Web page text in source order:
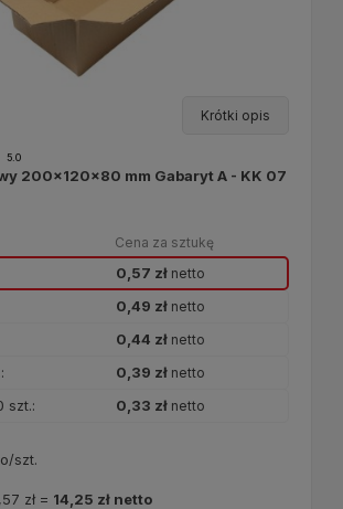
Krótki opis
200x120x80 mm Gabaryt A - KK 07
5.0
Cena za sztukę
0,57 złnetto
0,49 złnetto
0,44 złnetto
0,39 złnetto
szt.: 0,33 złnetto
szt.
zł = 14,25 zł netto